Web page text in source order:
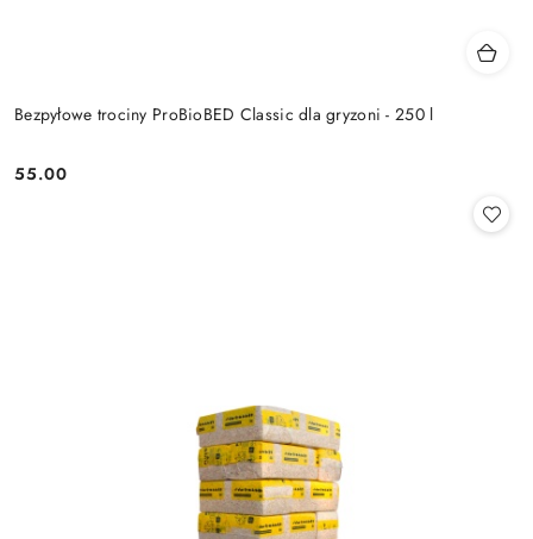
Bezpyłowe trociny ProBioBED Classic dla gryzoni - 250 l
Cena:
55.00